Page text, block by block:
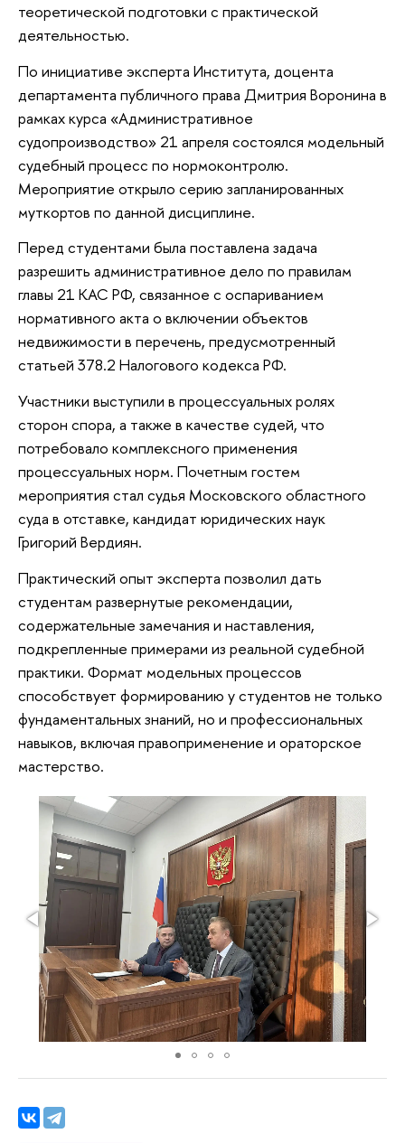
теоретической подготовки с практической
деятельностью.
По инициативе эксперта Института, доцента
департамента публичного права Дмитрия Воронина в
рамках курса «Административное
судопроизводство» 21 апреля состоялся модельный
судебный процесс по нормоконтролю.
Мероприятие открыло серию запланированных
муткортов по данной дисциплине.
Перед студентами была поставлена задача
разрешить административное дело по правилам
главы 21 КАС РФ, связанное с оспариванием
нормативного акта о включении объектов
недвижимости в перечень, предусмотренный
статьей 378.2 Налогового кодекса РФ.
Участники выступили в процессуальных ролях
сторон спора, а также в качестве судей, что
потребовало комплексного применения
процессуальных норм. Почетным гостем
мероприятия стал судья Московского областного
суда в отставке, кандидат юридических наук
Григорий Вердиян.
Практический опыт эксперта позволил дать
студентам развернутые рекомендации,
содержательные замечания и наставления,
подкрепленные примерами из реальной судебной
практики. Формат модельных процессов
способствует формированию у студентов не только
фундаментальных знаний, но и профессиональных
навыков, включая правоприменение и ораторское
мастерство.